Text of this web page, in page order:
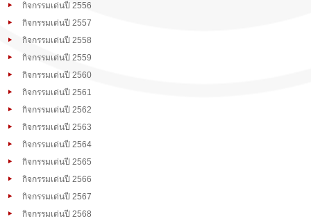
กิจกรรมเด่นปี 2556
กิจกรรมเด่นปี 2557
กิจกรรมเด่นปี 2558
กิจกรรมเด่นปี 2559
กิจกรรมเด่นปี 2560
กิจกรรมเด่นปี 2561
กิจกรรมเด่นปี 2562
กิจกรรมเด่นปี 2563
กิจกรรมเด่นปี 2564
กิจกรรมเด่นปี 2565
กิจกรรมเด่นปี 2566
กิจกรรมเด่นปี 2567
กิจกรรมเด่นปี 2568